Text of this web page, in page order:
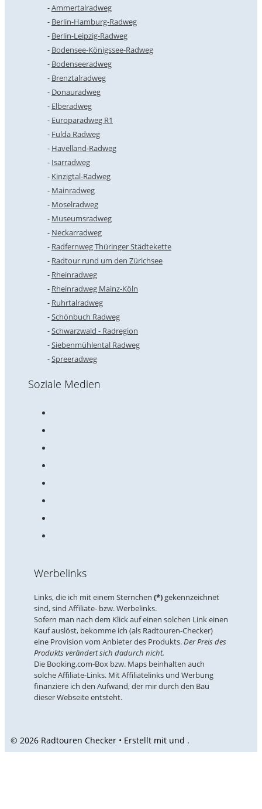
Ammertalradweg
Berlin-Hamburg-Radweg
Berlin-Leipzig-Radweg
Bodensee-Königssee-Radweg
Bodenseeradweg
Brenztalradweg
Donauradweg
Elberadweg
Europaradweg R1
Fulda Radweg
Havelland-Radweg
Isarradweg
Kinzigtal-Radweg
Mainradweg
Moselradweg
Museumsradweg
Neckarradweg
Radfernweg Thüringer Städtekette
Radtour rund um den Zürichsee
Rheinradweg
Rheinradweg Mainz-Köln
Ruhrtalradweg
Schönbuch Radweg
Schwarzwald - Radregion
Siebenmühlental Radweg
Spreeradweg
Soziale Medien
Werbelinks
Links, die ich mit einem Sternchen (*)gekennzeichnet
sind, sind Affiliate- bzw. Werbelinks.
Sofern man nach dem Klick auf einen solchen Link einen
Kauf auslöst, bekomme ich (als Radtouren-Checker)
eine Provision vom Anbieter des Produkts.Der Preis des
Produkts verändert sich dadurch nicht.
Die Booking.com-Box bzw. Maps beinhalten auch
solche Affiliate-Links. Mit Affiliatelinks und Werbung
finanziere ich den Aufwand, der mir durch den Bau
dieser Webseite entsteht.
© 2026 Radtouren Checker • Erstellt mit und .